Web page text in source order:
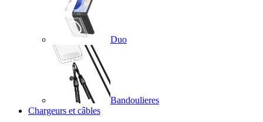
Duo
Bandoulieres
Chargeurs et câbles